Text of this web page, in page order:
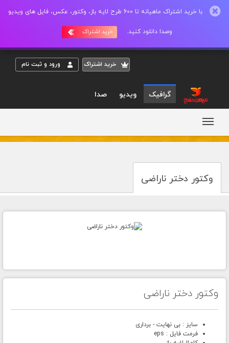
با خرید اشتراک ماهیانه تا 600 طرح لایه باز، وکتور، عکس، فایل های ویدیو
وصدا دانلود کنید. خرید اشتراک
خريد اشتراک ورود و ثبت نام
گرافیک ویدیو صدا
وکتور دختر ناراضی
وکتور دختر ناراضی
سایز : بی نهایت - برداری
فرمت فایل : eps